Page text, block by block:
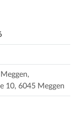
10, 6045 Meggen